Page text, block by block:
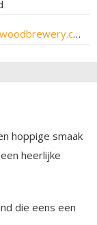
www.ringwoodbrewery.co.uk
hoppige smaak
heerlijke
die eens een